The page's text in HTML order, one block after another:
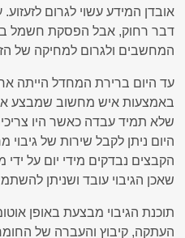
אובדן המידע עשוי לגרום
דבר רחוק, אבל הפסקת חשמל
המחשבים ולגרום למחיקה של
עד היום ברירת המחדל הייתה
באמצעות איש מחשוב שמבצע
שלא תמיד עבדה כאשר היו
היום ניתן לקבל שירות של גיבוי
הקבצים נבדקים מידי יום על
שאכן הגיבוי עובד ושניתן
תוכנת הגיבוי מבצעת באופן
העתקה, קיבוץ והעברה של